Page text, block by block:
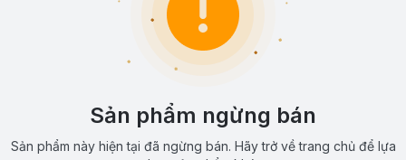
Sản phẩm ngừng bán
Sản phẩm này hiện tại đã ngừng bán. Hãy trở về trang chủ để lựa